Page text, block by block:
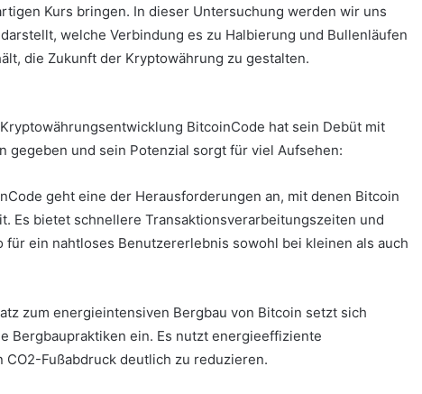
Kurs bringen. In dieser Untersuchung werden wir uns
welche Verbindung es zu Halbierung und Bullenläufen
die Zukunft der Kryptowährung zu gestalten.
BitcoinCode hat sein Debüt mit
gegeben und sein Potenzial sorgt für viel Aufsehen:
geht eine der Herausforderungen an, mit denen Bitcoin
Es bietet schnellere Transaktionsverarbeitungszeiten und
ein nahtloses Benutzererlebnis sowohl bei kleinen als auch
zum energieintensiven Bergbau von Bitcoin setzt sich
Bergbaupraktiken ein. Es nutzt energieeffiziente
CO2-Fußabdruck deutlich zu reduzieren.